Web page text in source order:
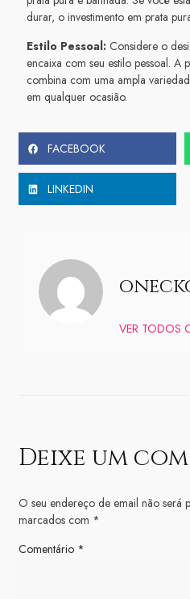
durar, o investimento em prata
Estilo Pessoal: Considere o
encaixa com seu estilo pessoal. A
combina com uma ampla
em qualquer ocasião.
FACEBOOK
LINKEDIN
VER TODOS
Deixe um
O seu endereço de email não será
marcados com *
Comentário *